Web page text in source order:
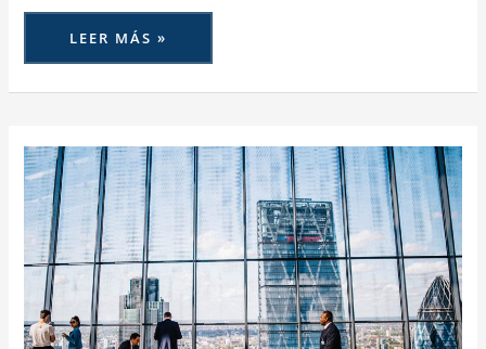
LEER MÁS »
LA
PRIMA
MEDIA
DE
AUTOMÓVILES
DECRECE
UN
1,1%
EN
CARTERA
Y
2,9%
EN
PRODUCCIÓN